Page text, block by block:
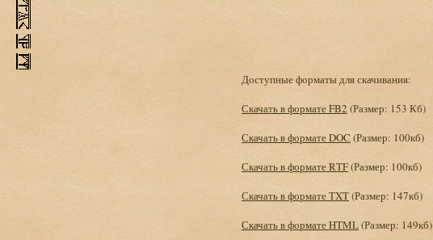
Доступные форматы для скачивания:
Скачать в формате FB2 (Размер: 153 Кб)
Скачать в формате DOC (Размер: 100кб)
Скачать в формате RTF(Размер: 100кб)
Скачать в формате TXT(Размер: 147кб)
Скачать в формате HTML(Размер: 149кб)